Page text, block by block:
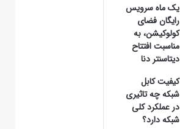
یک ماه سرویس
رایگان فضای
کولوکیشن، به
مناسبت افتتاح
دیتاسنتر دنا
کیفیت کابل
شبکه چه تاثیری
در عملکرد کلی
شبکه دارد؟